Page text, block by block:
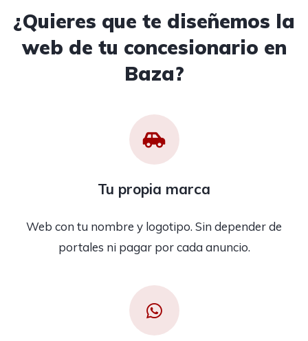
¿Quieres que te diseñemos la
web de tu concesionario en
Baza?
Tu propia marca
Web con tu nombre y logotipo. Sin depender de
portales ni pagar por cada anuncio.